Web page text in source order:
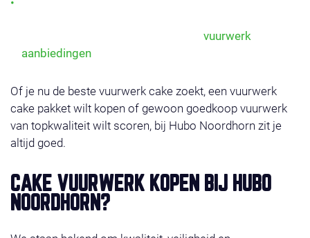
vuurwerk
aanbiedingen
Of je nu de beste vuurwerk cake zoekt, een vuurwerk
cake pakket wilt kopen of gewoon goedkoop vuurwerk
van topkwaliteit wilt scoren, bij Hubo Noordhorn zit je
altijd goed.
CAKE VUURWERK KOPEN BIJ HUBO
NOORDHORN?